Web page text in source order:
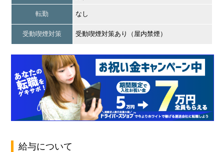
転勤 なし
受動喫煙対策 受動喫煙対策あり（屋内禁煙）
給与について